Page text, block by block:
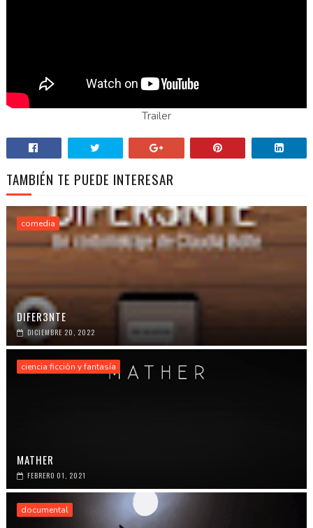
Trailer
TAMBIÉN TE PUEDE INTERESAR
comedia
DIFER3NTE
DICIEMBRE 20, 2022
ciencia ficción y fantasía
MATHER
FEBRERO 01, 2021
documental